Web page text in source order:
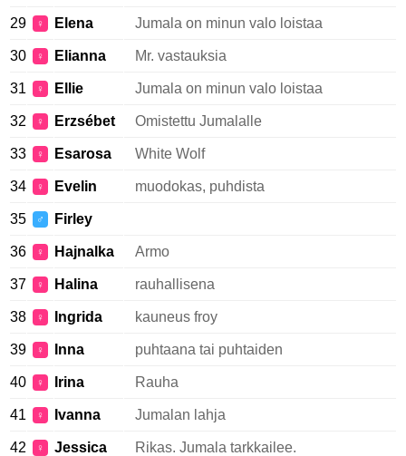
29 ♀ Elena Jumala on minun valo loistaa
30 ♀ Elianna Mr. vastauksia
31 ♀ Ellie Jumala on minun valo loistaa
32 ♀ Erzsébet Omistettu Jumalalle
33 ♀ Esarosa White Wolf
34 ♀ Evelin muodokas, puhdista
35 ♂ Firley
36 ♀ Hajnalka Armo
37 ♀ Halina rauhallisena
38 ♀ Ingrida kauneus froy
39 ♀ Inna puhtaana tai puhtaiden
40 ♀ Irina Rauha
41 ♀ Ivanna Jumalan lahja
42 ♀ Jessica Rikas. Jumala tarkkailee.